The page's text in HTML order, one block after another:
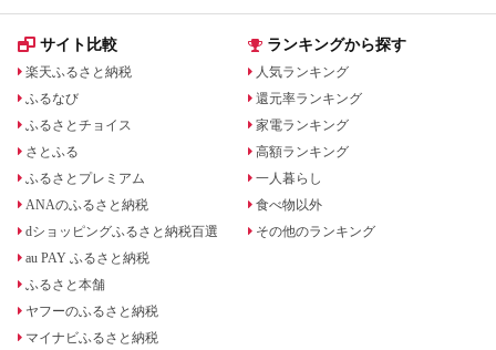
サイト比較
楽天ふるさと納税
ふるなび
ふるさとチョイス
さとふる
ふるさとプレミアム
ANAのふるさと納税
dショッピングふるさと納税百選
au PAY ふるさと納税
ふるさと本舗
ヤフーのふるさと納税
マイナビふるさと納税
ランキングから探す
人気ランキング
還元率ランキング
家電ランキング
高額ランキング
一人暮らし
食べ物以外
その他のランキング